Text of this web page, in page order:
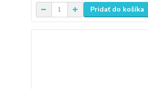
Pridať do košíka